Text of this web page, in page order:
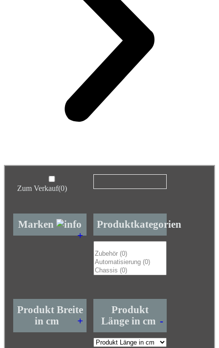
Zum Verkauf(0)
Marken
+
Produktkategorien
Produkt Breite
in cm
+
Produkt
Länge in cm -